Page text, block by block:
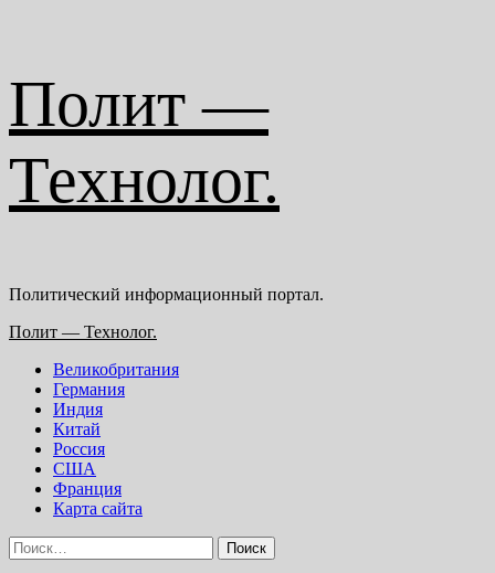
содержимому
Полит —
Технолог.
Политический информационный портал.
Основное
Полит — Технолог.
Великобритания
Германия
Индия
Китай
Россия
США
Франция
Карта сайта
Найти: